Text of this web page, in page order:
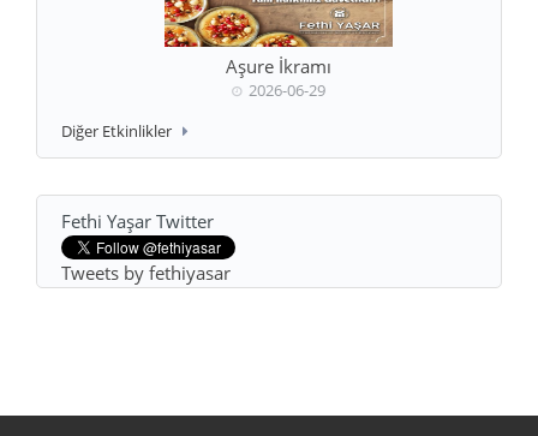
Aşure İkramı
2026-06-29
Diğer Etkinlikler
Fethi Yaşar Twitter
Tweets by fethiyasar